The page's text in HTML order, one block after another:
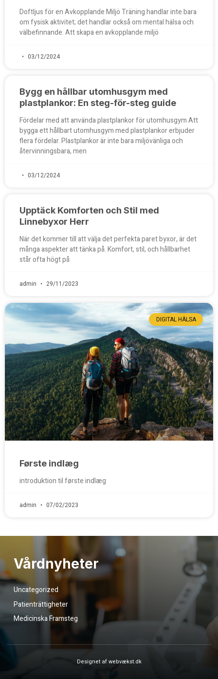
Doftljus för en Avkopplande Miljö Träning handlar inte bara
om fysisk aktivitet; det handlar också om mental hälsa och
välbefinnande. Att skapa en avkopplande miljö
03/12/2024
Bygg en hållbar utomhusgym med
plastplankor: En steg-för-steg guide
Fördelar med att använda plastplankor för utomhusgym Att
bygga ett hållbart utomhusgym med plastplankor erbjuder
flera fördelar. Plastplankor är inte bara miljövänliga och
återvinningsbara, men
03/12/2024
Upptäck Komforten och Stil med
Linnebyxor Herr
När det kommer till att välja det perfekta paret byxor, är det
många aspekter att tänka på. Komfort, stil, och hållbarhet
står ofta högt på
admin 29/11/2023
DIGITAL HÄLSA
Første indlæg
introduktion til første indlæg
admin 07/02/2023
Vårdnyheter
Uncategorized
Patienträttigheter
Medicinska Framsteg
Designet af webvækst.dk